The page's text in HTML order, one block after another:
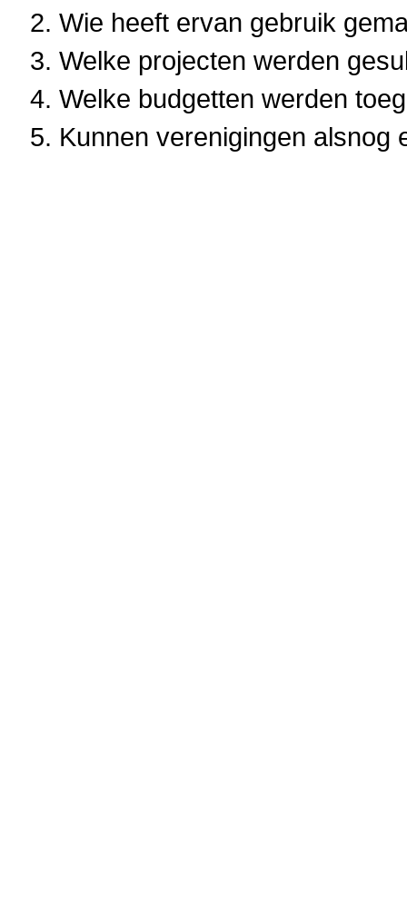
2. Wie heeft ervan gebruik
3. Welke projecten werden
4. Welke budgetten werden
5. Kunnen verenigingen alsnog